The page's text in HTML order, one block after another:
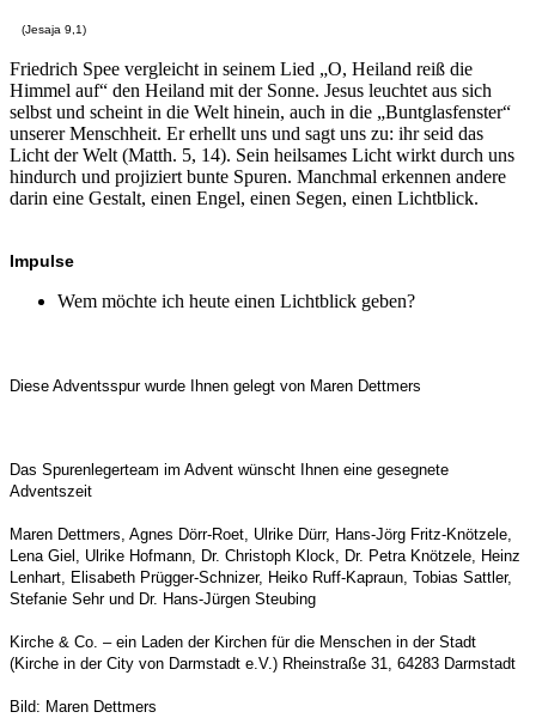
(Jesaja 9,1)
Friedrich Spee vergleicht in seinem Lied „O, Heiland reiß die
Himmel auf“ den Heiland mit der Sonne. Jesus leuchtet aus sich
selbst und scheint in die Welt hinein, auch in die „Buntglasfenster“
unserer Menschheit. Er erhellt uns und sagt uns zu: ihr seid das
Licht der Welt (Matth. 5, 14). Sein heilsames Licht wirkt durch uns
hindurch und projiziert bunte Spuren. Manchmal erkennen andere
darin eine Gestalt, einen Engel, einen Segen, einen Lichtblick.
Impulse
Wem möchte ich heute einen Lichtblick geben?
Diese Adventsspur wurde Ihnen gelegt von Maren Dettmers
Das Spurenlegerteam im Advent wünscht Ihnen eine gesegnete
Adventszeit
Maren Dettmers, Agnes Dörr-Roet, Ulrike Dürr, Hans-Jörg Fritz-Knötzele,
Lena Giel, Ulrike Hofmann, Dr. Christoph Klock, Dr. Petra Knötzele, Heinz
Lenhart, Elisabeth Prügger-Schnizer, Heiko Ruff-Kapraun, Tobias Sattler,
Stefanie Sehr und Dr. Hans-Jürgen Steubing
Kirche & Co. – ein Laden der Kirchen für die Menschen in der Stadt
(Kirche in der City von Darmstadt e.V.) Rheinstraße 31, 64283 Darmstadt
Bild: Maren Dettmers